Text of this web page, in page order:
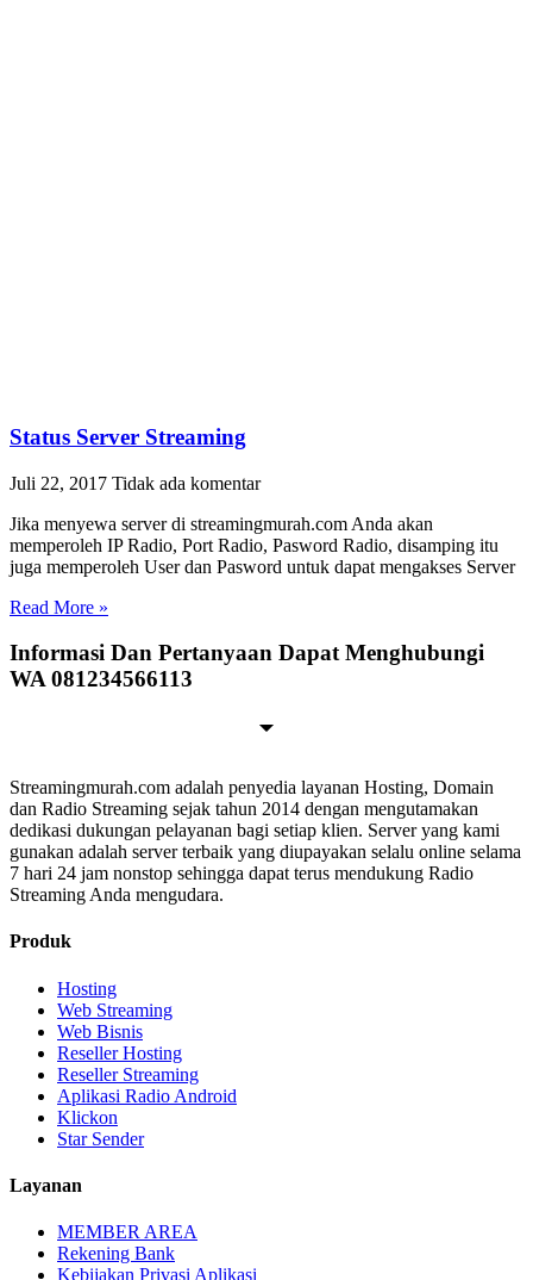
Status Server Streaming
Juli 22, 2017 Tidak ada komentar
Jika menyewa server di streamingmurah.com Anda akan
memperoleh IP Radio, Port Radio, Pasword Radio, disamping itu
juga memperoleh User dan Pasword untuk dapat mengakses Server
Read More »
Informasi Dan Pertanyaan Dapat Menghubungi
WA 081234566113
Streamingmurah.com adalah penyedia layanan Hosting, Domain
dan Radio Streaming sejak tahun 2014 dengan mengutamakan
dedikasi dukungan pelayanan bagi setiap klien. Server yang kami
gunakan adalah server terbaik yang diupayakan selalu online selama
7 hari 24 jam nonstop sehingga dapat terus mendukung Radio
Streaming Anda mengudara.
Produk
Hosting
Web Streaming
Web Bisnis
Reseller Hosting
Reseller Streaming
Aplikasi Radio Android
Klickon
Star Sender
Layanan
MEMBER AREA
Rekening Bank
Kebijakan Privasi Aplikasi